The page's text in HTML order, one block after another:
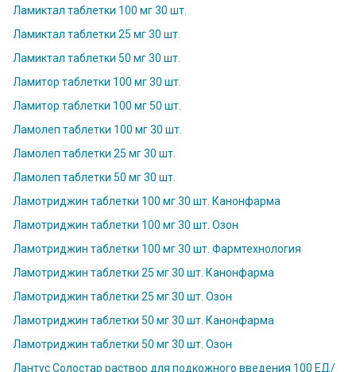
Ламиктал таблетки 100 мг 30 шт.
Ламиктал таблетки 25 мг 30 шт.
Ламиктал таблетки 50 мг 30 шт.
Ламитор таблетки 100 мг 30 шт.
Ламитор таблетки 100 мг 50 шт.
Ламолеп таблетки 100 мг 30 шт.
Ламолеп таблетки 25 мг 30 шт.
Ламолеп таблетки 50 мг 30 шт.
Ламотриджин таблетки 100 мг 30 шт. Канонфарма
Ламотриджин таблетки 100 мг 30 шт. Озон
Ламотриджин таблетки 100 мг 30 шт. Фармтехнология
Ламотриджин таблетки 25 мг 30 шт. Канонфарма
Ламотриджин таблетки 25 мг 30 шт. Озон
Ламотриджин таблетки 50 мг 30 шт. Канонфарма
Ламотриджин таблетки 50 мг 30 шт. Озон
Лантус Солостар раствор для подкожного введения 100 ЕД/